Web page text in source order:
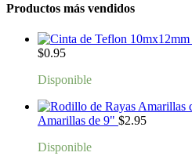
Productos más vendidos
$0.95
Disponible
Amarillas de 9" $2.95
Disponible